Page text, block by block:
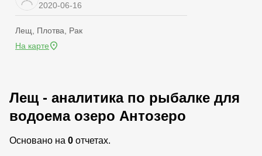
2020-06-16
Лещ, Плотва, Рак
На карте
Лещ - аналитика по рыбалке для
водоема озеро Антозеро
Основано на 0 отчетах.